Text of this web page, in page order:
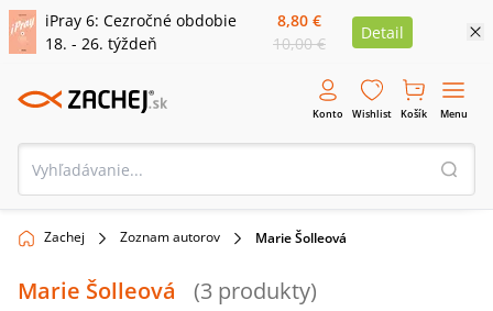
iPray 6: Cezročné obdobie
18. - 26. týždeň
8,80 €
10,00 €
Detail
Konto Wishlist Košík Menu
Zachej Zoznam autorov Marie Šolleová
Marie Šolleová (3 produkty)